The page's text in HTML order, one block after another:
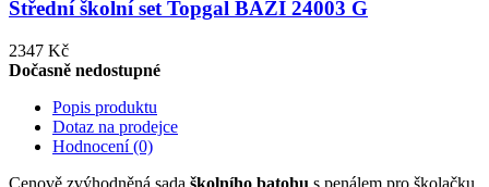
Střední školní set Topgal BAZI 24003 G
2347 Kč
Dočasně nedostupné
Popis produktu
Dotaz na prodejce
Hodnocení (0)
Cenově zvýhodněná sada školního batohu s penálem pro školačku